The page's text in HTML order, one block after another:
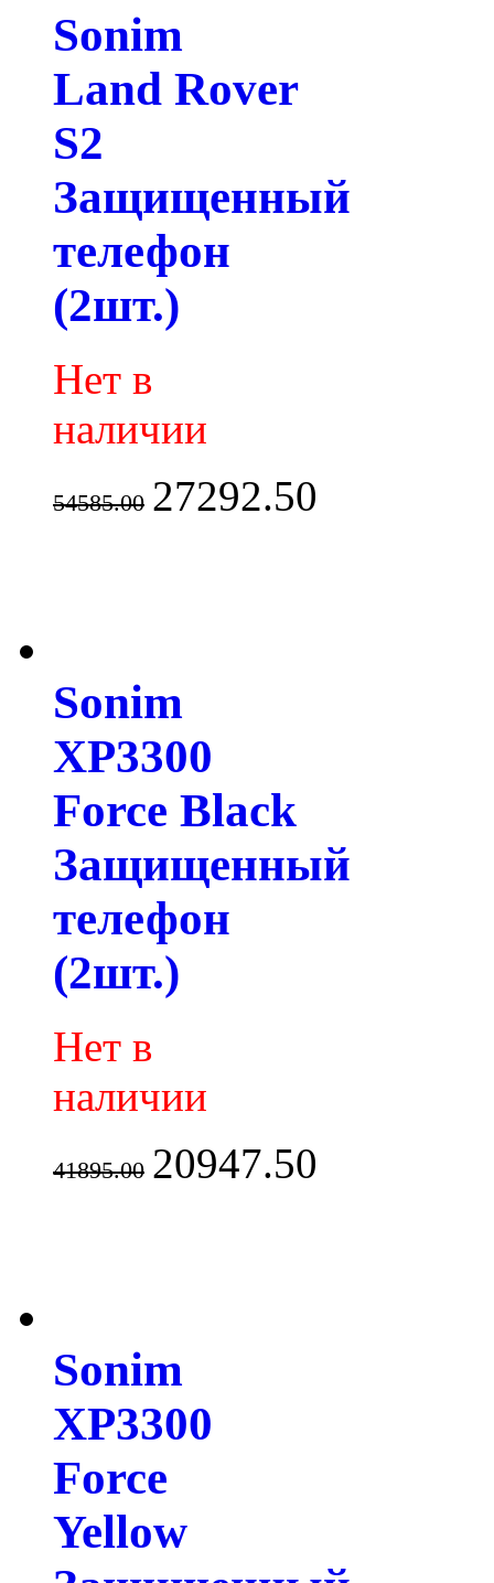
Sonim
Land Rover
S2
Защищенный
телефон
(2шт.)
Нет в
наличии
54585.00 27292.50
Sonim
XP3300
Force Black
Защищенный
телефон
(2шт.)
Нет в
наличии
41895.00 20947.50
Sonim
XP3300
Force
Yellow